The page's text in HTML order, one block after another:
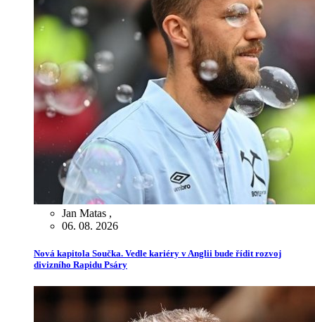
Jan Matas ,
06. 08. 2026
Nová kapitola Součka. Vedle kariéry v Anglii bude řídit rozvoj
divizního Rapidu Psáry